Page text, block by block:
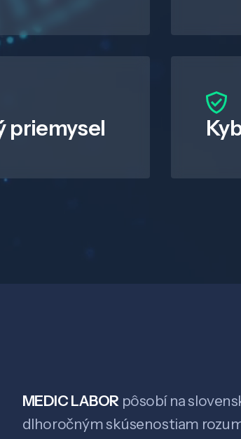
priemysel
MEDIC LABOR pôsobí na
dlhoročným skúsenostiam